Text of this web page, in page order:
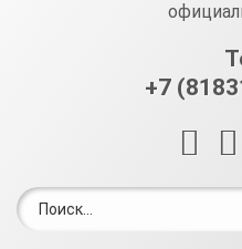
+7
RSS